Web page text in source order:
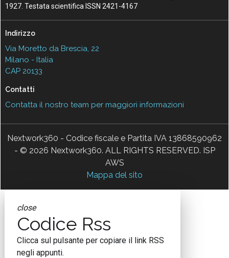
1927. Testata scientifica ISSN 2421-4167
Indirizzo
Via Moretto da Brescia, 22
Milano - Italia
CAP 20133
Contatti
Contatta il nostro team per maggiori informazioni
Nextwork360 - Codice fiscale e Partita IVA 13868590962
- © 2026 Nextwork360. ALL RIGHTS RESERVED. ISP
AWS
Mappa del sito
close
Codice Rss
Clicca sul pulsante per copiare il link RSS
negli appunti.